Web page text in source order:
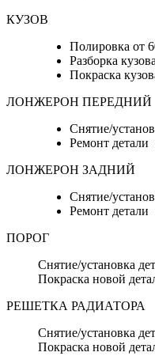
КУЗОВ
Полировка от
Разборка
Покраска
ЛОНЖЕРОН ПЕРЕДНИЙ
Снятие/
Ремонт детали
ЛОНЖЕРОН ЗАДНИЙ
Снятие/
Ремонт детали
ПОРОГ
Снятие/установка
Покраска новой
РЕШЕТКА РАДИАТОРА
Снятие/установка
Покраска новой